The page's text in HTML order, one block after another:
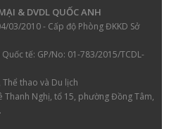
& DVDL QUỐC ANH
03/2010 - Cấp độ Phòng ĐKKD Sở
Quốc tế: GP/No: 01-783/2015/TCDL-
Thể thao và Du lịch
Thanh Nghị, tổ 15, phường Đồng Tâm,